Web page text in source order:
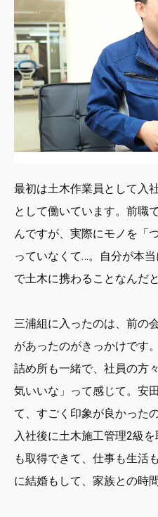
最初は土木作業員として入
として働いています。前職
んですが、実際にモノを「
っていなくて…。自分が本
で土木に携わることなんだ
三浦組に入ったのは、前の
があったのがきっかけです。
詰め所も一緒で、社員の方
気いいな」って感じて。安
て、すごく印象が良かった
入社後に土木施工管理2級
も取得できて、仕事も生活
に結婚もして、家族との時